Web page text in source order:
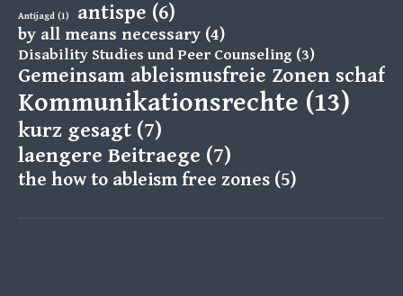
Antijagd (1) antispe (6)
by all means necessary (4)
Disability Studies und Peer Counseling (3)
Gemeinsam ableismusfreie Zonen
Kommunikationsrechte (13)
kurz gesagt (7)
laengere Beitraege (7)
the how to ableism free zones (5)